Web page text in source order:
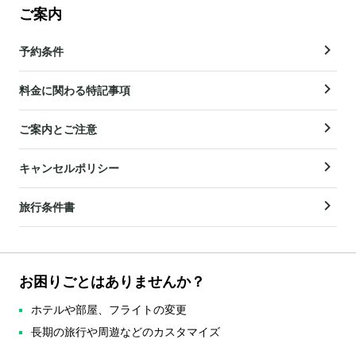
ご案内
予約条件
料金に関わる特記事項
ご案内とご注意
キャンセルポリシー
旅行条件書
お困りごとはありませんか？
ホテルや部屋、フライトの変更
長期の旅行や周遊などのカスタマイズ